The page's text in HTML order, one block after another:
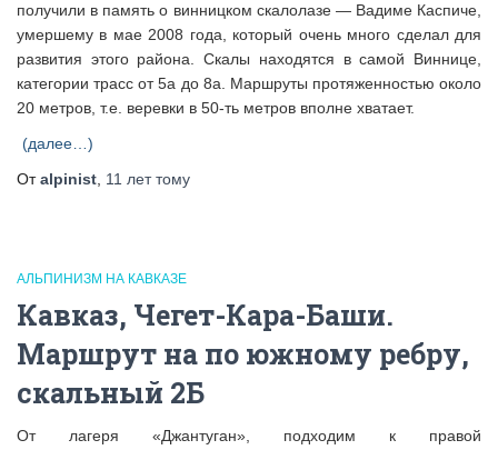
получили в память о винницком скалолазе — Вадиме Каспиче,
умершему в мае 2008 года, который очень много сделал для
развития этого района. Скалы находятся в самой Виннице,
категории трасс от 5а до 8а. Маршруты протяженностью около
20 метров, т.е. веревки в 50-ть метров вполне хватает.
(далее…)
Отalpinist 11 леттому
АЛЬПИНИЗМ НА КАВКАЗЕ
Кавказ, Чегет-Кара-Баши.
Маршрут на по южному ребру,
скальный 2Б
От лагеря «Джантуган», подходим к правой